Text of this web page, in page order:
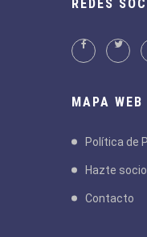
REDES
MAPA WEB
Política de
Hazte socio
Contacto